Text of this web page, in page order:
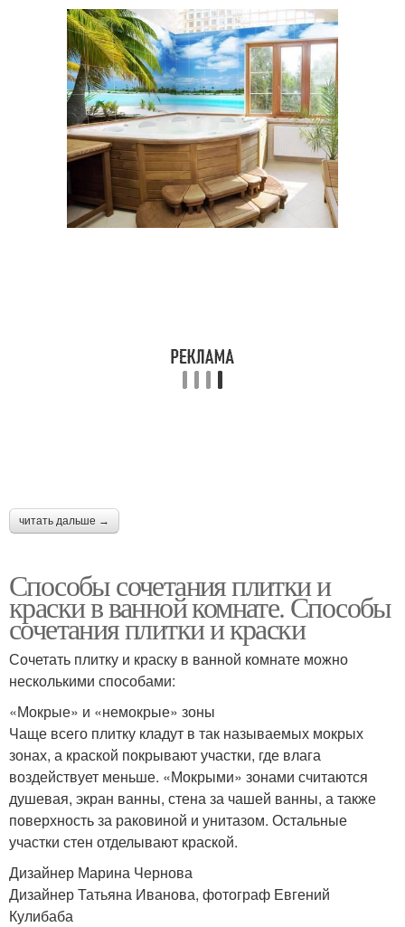
читать дальше →
Способы сочетания плитки и
краски в ванной комнате. Способы
сочетания плитки и краски
Сочетать плитку и краску в ванной комнате можно
несколькими способами:
«Мокрые» и «немокрые» зоны
Чаще всего плитку кладут в так называемых мокрых
зонах, а краской покрывают участки, где влага
воздействует меньше. «Мокрыми» зонами считаются
душевая, экран ванны, стена за чашей ванны, а также
поверхность за раковиной и унитазом. Остальные
участки стен отделывают краской.
Дизайнер Марина Чернова
Дизайнер Татьяна Иванова, фотограф Евгений
Кулибаба